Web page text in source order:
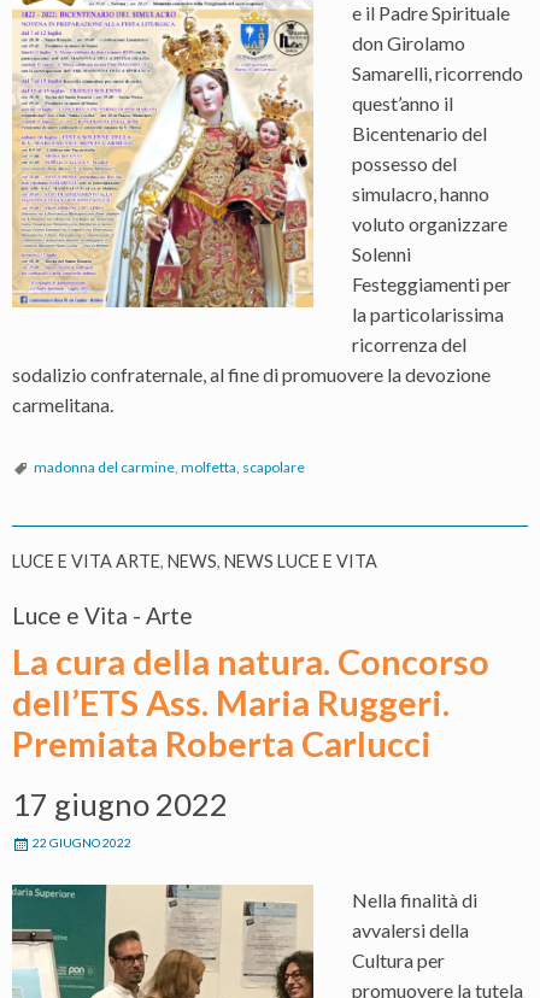
e il Padre Spirituale
don Girolamo
Samarelli, ricorrendo
quest’anno il
Bicentenario del
possesso del
simulacro, hanno
voluto organizzare
Solenni
Festeggiamenti per
la particolarissima
ricorrenza del
sodalizio confraternale, al fine di promuovere la devozione
carmelitana.
madonna del carmine, molfetta, scapolare
LUCE E VITA ARTE, NEWS, NEWS LUCE E VITA
Luce e Vita - Arte
La cura della natura. Concorso
dell’ETS Ass. Maria Ruggeri.
Premiata Roberta Carlucci
17 giugno 2022
22 GIUGNO 2022
Nella finalità di
avvalersi della
Cultura per
promuovere la tutela